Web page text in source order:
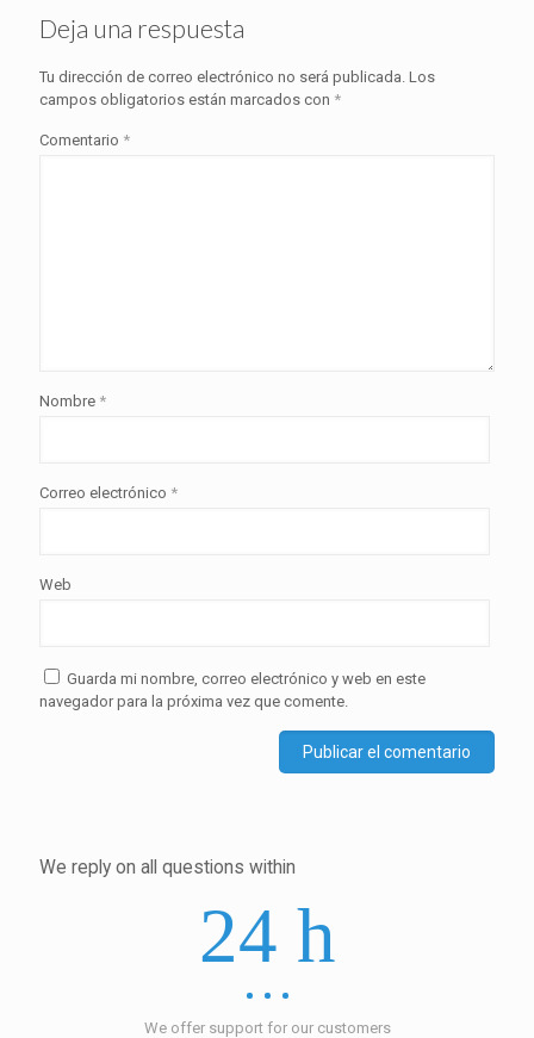
Deja una respuesta
Tu dirección de correo electrónico no será publicada. Los
campos obligatorios están marcados con *
Comentario *
Nombre *
Correo electrónico *
Web
Guarda mi nombre, correo electrónico y web en este
navegador para la próxima vez que comente.
We reply on all questions within
24 h
We offer support for our customers